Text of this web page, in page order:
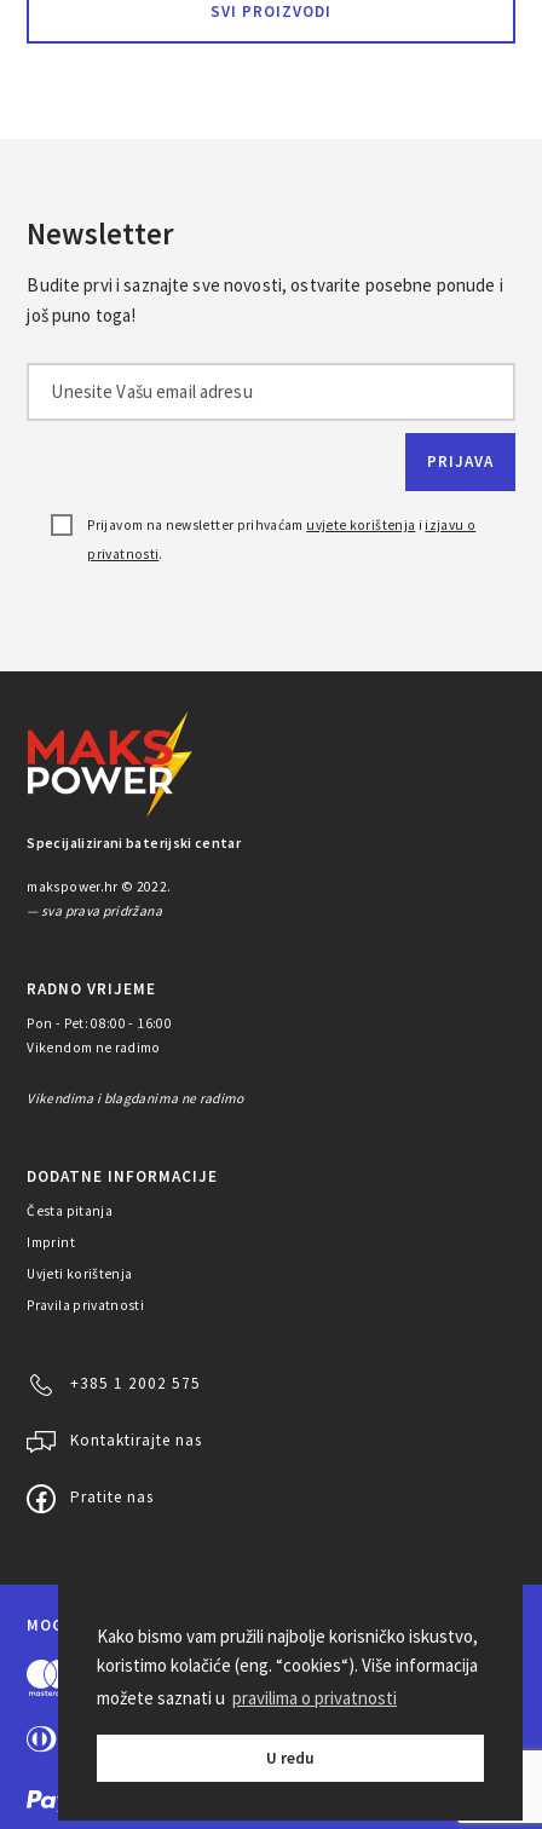
Kako bismo vam pružili najbolje korisničko iskustvo,
koristimo kolačiće (eng. “cookies“). Više informacija
možete saznati u pravilima o privatnosti
U redu
SVI PROIZVODI
Newsletter
Budite prvi i saznajte sve novosti, ostvarite posebne ponude i
još puno toga!
Prijavom na newsletter prihvaćam uvjete korištenja i izjavu o
privatnosti.
Specijalizirani baterijski centar
makspower.hr © 2022.
— sva prava pridržana
RADNO VRIJEME
Pon - Pet: 08:00 - 16:00
Vikendom ne radimo
Vikendima i blagdanima ne radimo
DODATNE INFORMACIJE
Česta pitanja
Imprint
Uvjeti korištenja
Pravila privatnosti
+385 1 2002 575
Kontaktirajte nas
Pratite nas
MOGUĆNOSTI PLAĆANJA